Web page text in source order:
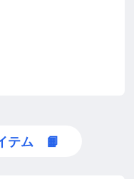
テム 📙